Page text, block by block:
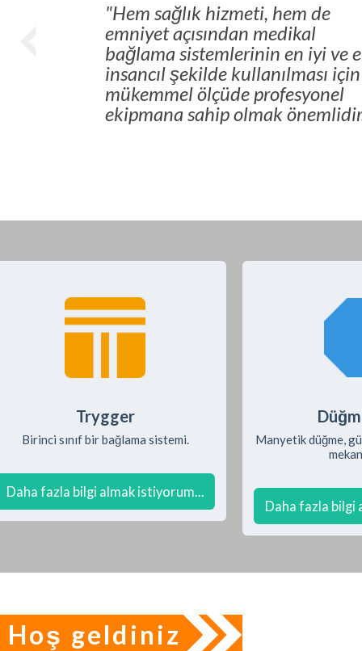
"Hem sağlık hizmeti, hem de
emniyet açısından medikal
bağlama sistemlerinin en iyi ve
insancıl şekilde kullanılması için
mükemmel ölçüde profesyonel
ekipmana sahip olmak
Trygger
Birinci sınıf bir bağlama sistemi.
Daha fazla bilgi almak istiyorum...
Manyetik düğme,
Daha fazla bilgi
Hoş geldiniz